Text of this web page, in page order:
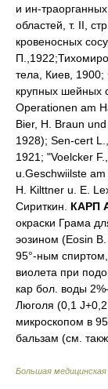
и ин-
областей, т. II,
кровеносных
тела, Киев,
крупных шейных
Operationen am
Bier, H. Braun
1928); Sen-cert
1921; "Voelcker
u.Geschwiilste
H. Kilttner u. E.
Сириткин. КАРП
окраски Грама
эозином (Eosin
95°-ным
виолета при
кар бол. воды
Люголя (0,1
микроскопом в
бальзам (см.
Большая медицинская